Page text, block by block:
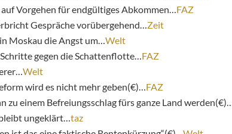
Vorgehen für endgültiges Abkommen… FAZ
Gespräche vorübergehend… Zeit
Moskau die Angst um… Welt
gegen die Schattenflotte… FAZ
Welt
wird es nicht mehr geben(€)… FAZ
zu einem Befreiungsschlag fürs ganze Land werden(€)…
ungeklärt… taz